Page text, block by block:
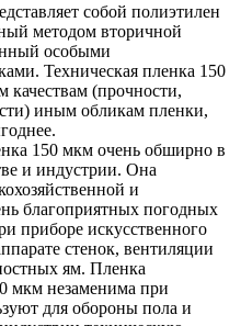
собой полиэтилен
методом вторичной
особыми
Техническая пленка 150
качествам (прочности,
иным обликам пленки,
150 мкм очень обширно в
и индустрии. Она
и
благоприятных погодных
приборе искусственного
стенок, вентиляции
ям. Пленка
мкм незаменима при
для обороны пола и